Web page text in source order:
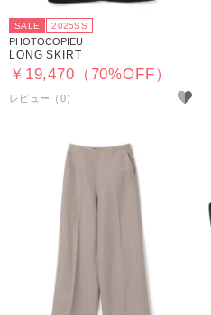
SALE 2025SS
PHOTOCOPIEU
LONG SKIRT
￥19,470（70%OFF）